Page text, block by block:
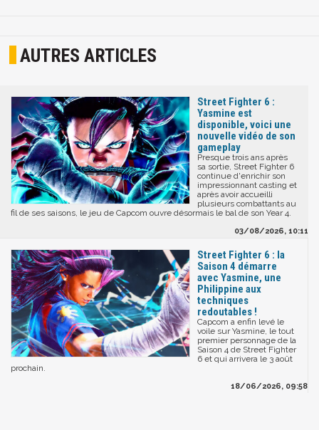
AUTRES ARTICLES
Street Fighter 6 :
Yasmine est
disponible, voici une
nouvelle vidéo de son
gameplay
Presque trois ans après
sa sortie, Street Fighter 6
continue d'enrichir son
impressionnant casting et
après avoir accueilli
plusieurs combattants au
fil de ses saisons, le jeu de Capcom ouvre désormais le bal de son Year 4.
03/08/2026, 10:11
Street Fighter 6 : la
Saison 4 démarre
avec Yasmine, une
Philippine aux
techniques
redoutables !
Capcom a enfin levé le
voile sur Yasmine, le tout
premier personnage de la
Saison 4 de Street Fighter
6 et qui arrivera le 3 août
prochain.
18/06/2026, 09:58